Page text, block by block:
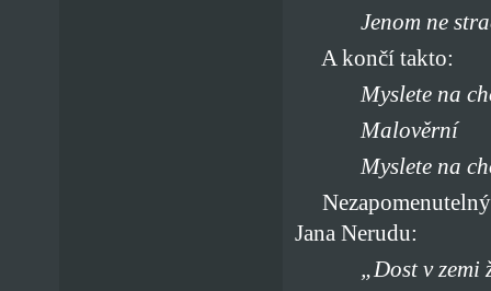
Jenom ne
A končí takto:
Myslete na
Malověrní
Myslete na
Nezapomenutelný
Jana Nerudu:
„Dost v zemi